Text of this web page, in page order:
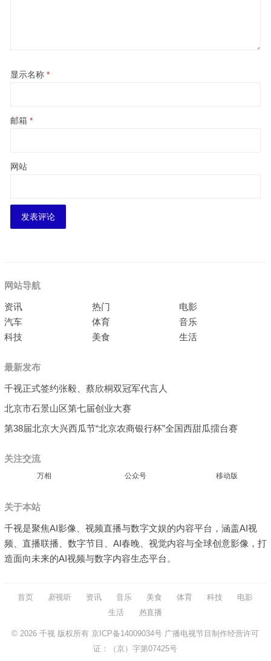
显示名称 *
邮箱 *
网站
网站导航
资讯 热门
电影
汽车
体育
音乐
科技
美食 生活
最新发布
千视正式签约张毅、蔡欣桐双冠军代言人
北京市石景山区第七届创业大赛
第38届北京大兴西瓜节“北京农商银行杯”全国西甜瓜擂台赛
关注交流
万相 公众号 移动版
关于本站
千视是聚焦AI影像、视频直播与数字文娱的内容平台，涵盖AI视
频、直播联播、数字节目、AI春晚、视觉内容与全球创意影像，打
造面向未来的AI视频与数字内容生态平台。
首页 新视听 资讯 音乐 美食 体育 科技
电影
生活
热直播
© 2026千视 版权所有京ICP备14009034号 广播电视节目制作经营许可
证：（京）字第07425号